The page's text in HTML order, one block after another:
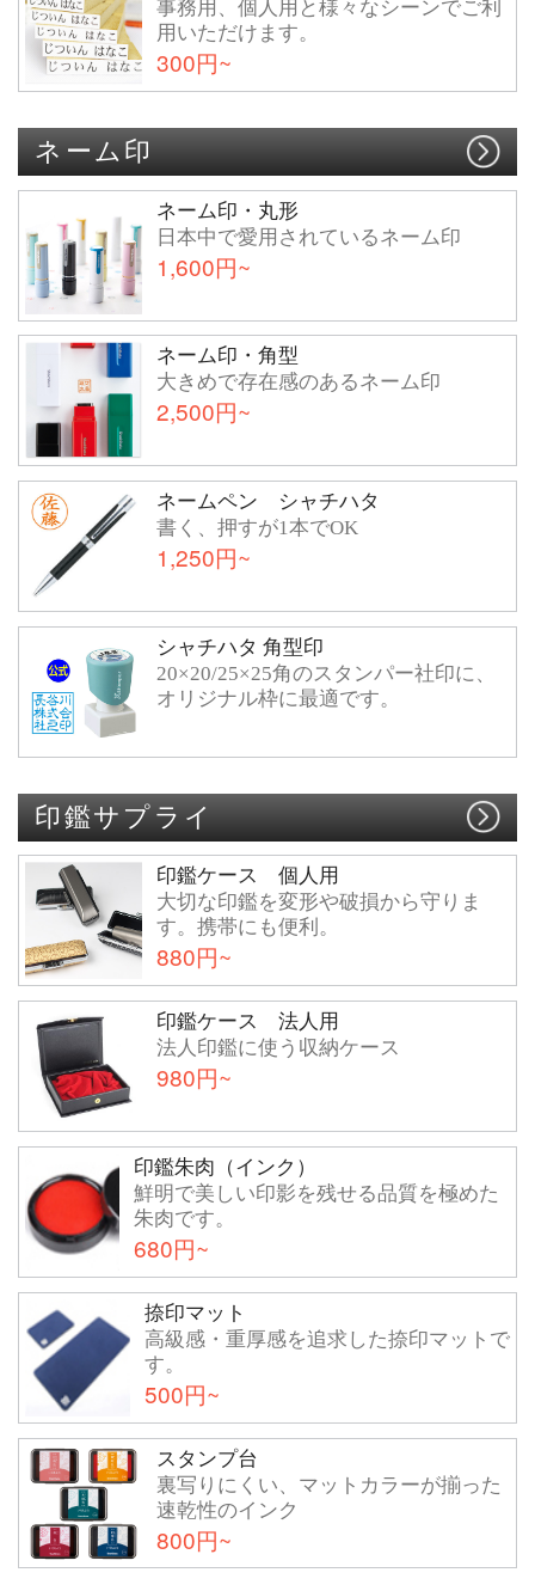
事務用、個人用と様々なシーンでご利
用いただけます。
300円~
ネーム印
ネーム印・丸形
日本中で愛用されているネーム印
1,600円~
ネーム印・角型
大きめで存在感のあるネーム印
2,500円~
ネームペン シャチハタ
書く、押すが1本でOK
1,250円~
シャチハタ 角型印
20×20/25×25角のスタンパー社印に、
オリジナル枠に最適です。
印鑑サプライ
印鑑ケース 個人用
大切な印鑑を変形や破損から守りま
す。携帯にも便利。
880円~
印鑑ケース 法人用
法人印鑑に使う収納ケース
980円~
印鑑朱肉（インク）
鮮明で美しい印影を残せる品質を極めた
朱肉です。
680円~
捺印マット
高級感・重厚感を追求した捺印マットで
す。
500円~
スタンプ台
裏写りにくい、マットカラーが揃った
速乾性のインク
800円~